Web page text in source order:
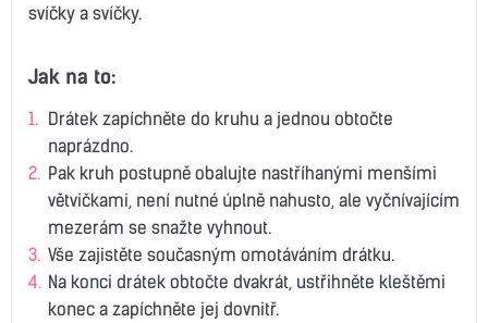
svíčky a svíčky.
Jak na to:
Drátek zapíchněte do kruhu a jednou obtočte
naprázdno.
Pak kruh postupně obalujte nastříhanými menšími
větvičkami, není nutné úplně nahusto, ale vyčnívajícím
mezerám se snažte vyhnout.
Vše zajistěte současným omotáváním drátku.
Na konci drátek obtočte dvakrát, ustřihněte kleštěmi
konec a zapíchněte jej dovnitř.